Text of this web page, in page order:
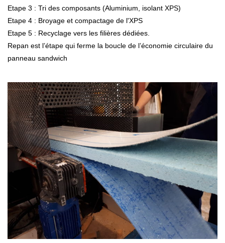
Etape 3 : Tri des composants (Aluminium, isolant XPS)
Etape 4 : Broyage et compactage de l'XPS
Etape 5 : Recyclage vers les filières dédiées.
Repan est l’étape qui ferme la boucle de l’économie circulaire du
panneau sandwich